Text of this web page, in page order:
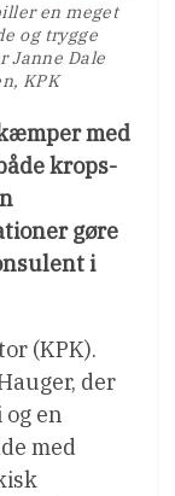
en meget
og trygge
Janne Dale
KPK
med
krops-
gøre
i
(KPK).
der
en
med